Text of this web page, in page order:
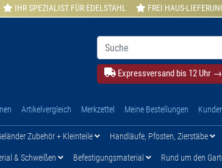
IHR SPEZIALIST FÜR EDELSTAHL FREI HAUS-
Expressversand bis 12 Uhr →
Artikelvergleich Merkzettel Meine Bestellungen
Zubehör + Kleinteile Handläufe, Pfosten, Zierstäbe
& Schweißen Befestigungsmaterial Rund um den